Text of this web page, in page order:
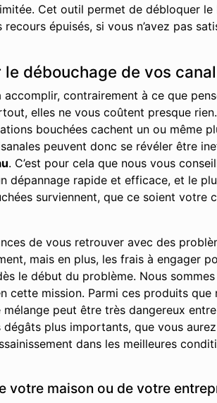
Cet outil permet de débloquer le
épuisés, si vous n’avez pas
débouchage de vos
accomplir, contrairement à ce que
elles ne vous coûtent presque
bouchées cachent un ou même
peuvent donc se révéler être
. C’est pour cela que nous vous
dépannage rapide et efficace, et le
surviennent, que ce soient votre
de vous retrouver avec des
mais en plus, les frais à engager
le début du problème. Nous
mission. Parmi ces produits que
peut être très dangereux
plus importants, que vous
dans les meilleures
votre maison ou de votre